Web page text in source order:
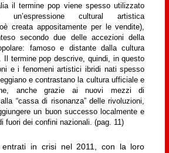
il termine pop viene spesso utilizzato
un’espressione cultural artistica
creata appositamente per le vendite),
secondo due delle accezioni della
famoso e distante dalla cultura
Il termine pop descrive, quindi, in questo
e i fenomeni artistici ibridi nati spesso
e contrastano la cultura ufficiale e
anche grazie ai nuovi mezzi di
“cassa di risonanza” delle rivoluzioni,
un buon successo localmente e
fuori dei confini nazionali. (pag. 11)
in crisi nel 2011, con la loro